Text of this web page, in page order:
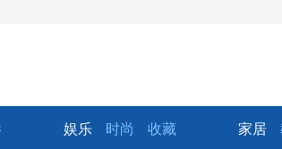
娱乐 时尚 收藏 家居